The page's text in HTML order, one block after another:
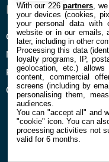
ENTREPRISE
Confidentialité et Cookies
Mentions légales et CGU
Préférences Cookies
Qui sommes nous
With our 226partners ,
your devices (cookies,
your personal data with
website or in our emails,
later, including in other
Processing this data
loyalty programs, IP,
geolocation, etc.)
content, commercial
screens (including by
personalising them,
audiences.
You can "accept all" and
"cookie" icon. You can
processing activities not
valid for 6 months.